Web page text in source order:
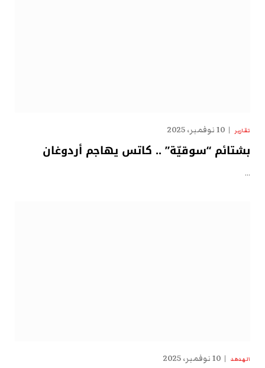
تقارير 10 نوفمبر، 2025
بشتائم “سوقيّة” .. كاتس يهاجم أردوغان
…
الهدهد 10 نوفمبر، 2025